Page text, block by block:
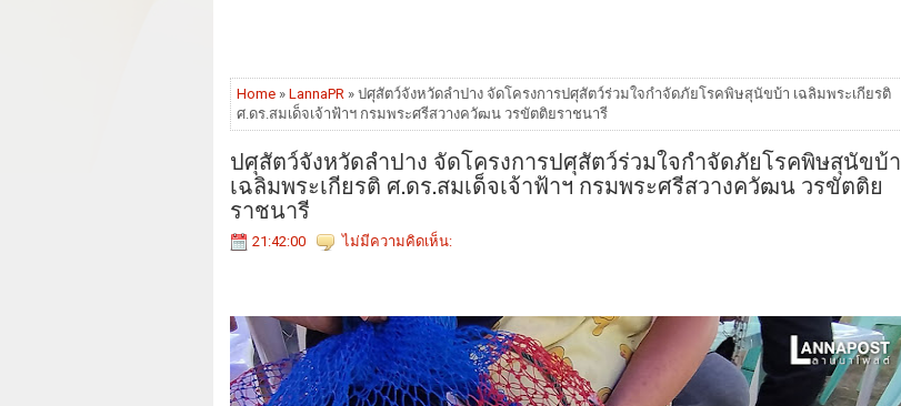
Home » LannaPR » ปศุสัตว์จังหวัดลำปาง จัดโครงการปศุสัตว์ร่วมใจกำจัดภัยโรคพิษสุนัขบ้า เฉลิมพระเกียรติ
ศ.ดร.สมเด็จเจ้าฟ้าฯ กรมพระศรีสวางควัฒน วรขัตติยราชนารี
ปศุสัตว์จังหวัดลำปาง จัดโครงการปศุสัตว์ร่วมใจกำจัดภัยโรคพิษสุนัขบ้า
เฉลิมพระเกียรติ ศ.ดร.สมเด็จเจ้าฟ้าฯ กรมพระศรีสวางควัฒน วรขัตติย
ราชนารี
21:42:00 ไม่มีความคิดเห็น: